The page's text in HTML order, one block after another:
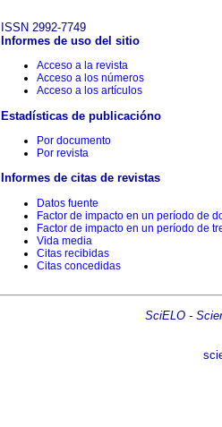
ISSN 2992-7749
Informes de uso del sitio
Acceso a la revista
Acceso a los números
Acceso a los artículos
Estadísticas de publicacióno
Por documento
Por revista
Informes de citas de revistas
Datos fuente
Factor de impacto en un período de
Factor de impacto en un período de
Vida media
Citas recibidas
Citas concedidas
SciELO -